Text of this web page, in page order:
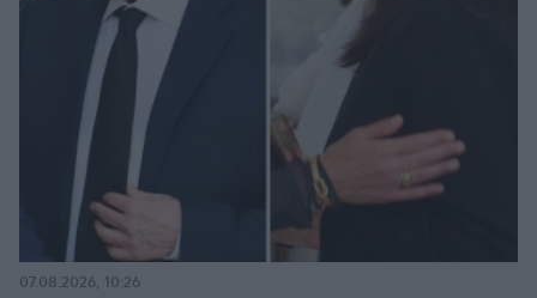
07.08.2026, 10:26